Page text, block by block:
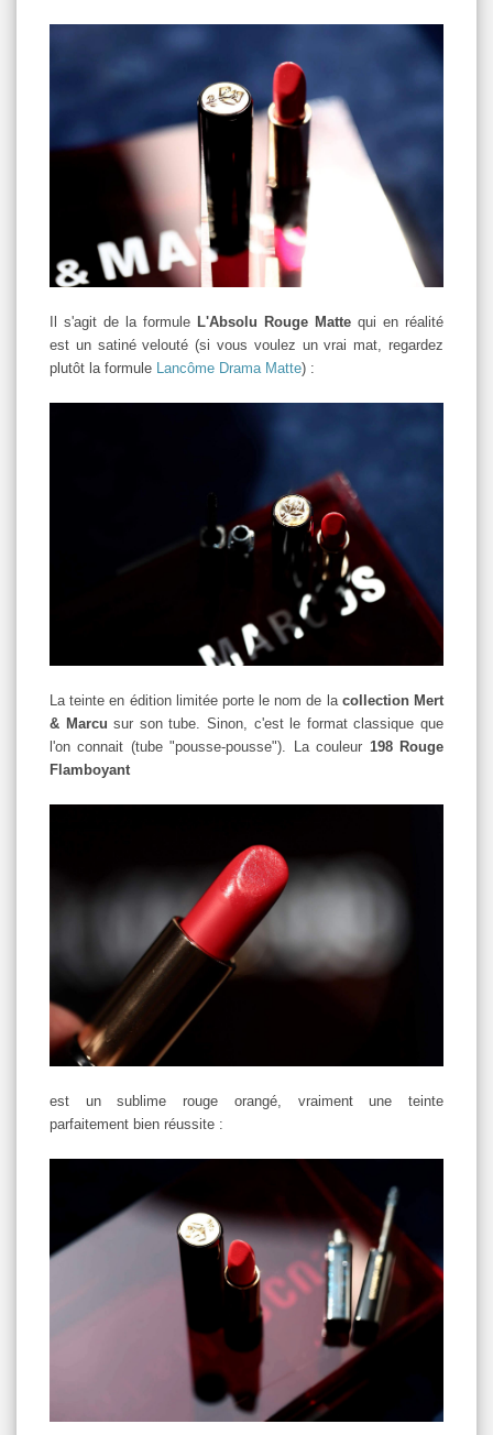
Il s'agit de la formule L'Absolu Rouge Matte qui en réalité
est un satiné velouté (si vous voulez un vrai mat, regardez
plutôt la formule
Lancôme Drama Matte) :
La teinte en édition limitée porte le nom de la collection Mert
& Marcu sur son tube. Sinon, c'est le format classique que
l'on connait (tube "pousse-pousse"). La couleur 198 Rouge
Flamboyant
est un sublime rouge orangé, vraiment une teinte
parfaitement bien réussite :